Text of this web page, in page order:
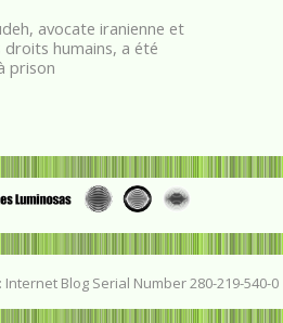
avocate iranienne et
humains, a été
prison